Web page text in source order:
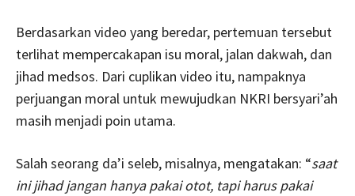
Berdasarkan video yang beredar, pertemuan tersebut
terlihat mempercakapan isu moral, jalan dakwah, dan
jihad medsos. Dari cuplikan video itu, nampaknya
perjuangan moral untuk mewujudkan NKRI bersyari’ah
masih menjadi poin utama.
Salah seorang da’i seleb, misalnya, mengatakan: “saat
ini jihad jangan hanya pakai otot, tapi harus pakai